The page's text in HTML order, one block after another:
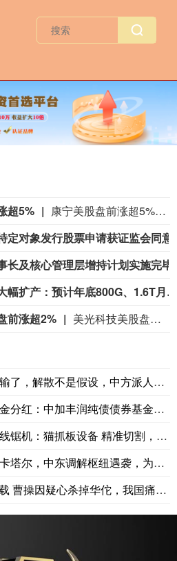
超5%
康宁美股盘前涨超5%，现报165.14美元。
应用光电计划大幅扩产：预计年底800G、1.6T月产能达到约65万个单位
前涨超2% 美光科技美股盘前涨超2%，现报899.6美元。
散不是假设，中方派人赴欧建厂，暴
：中加丰润纯债债券基金11月14日
：猫抓板设备 精准切割，赋予猫抓板
中东调解枢纽遇袭，为何选在和平谈
因疑心杀掉华佗，我国痛失神医，